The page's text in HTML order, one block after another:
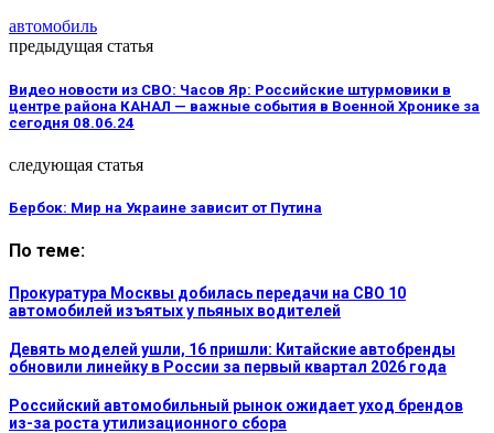
автомобиль
предыдущая статья
Видео новости из СВО: Часов Яр: Российские штурмовики в
центре района КАНАЛ — важные события в Военной Хронике за
сегодня 08.06.24
следующая статья
Бербок: Мир на Украине зависит от Путина
По теме:
Прокуратура Москвы добилась передачи на СВО 10
автомобилей изъятых у пьяных водителей
Девять моделей ушли, 16 пришли: Китайские автобренды
обновили линейку в России за первый квартал 2026 года
Российский автомобильный рынок ожидает уход брендов
из-за роста утилизационного сбора